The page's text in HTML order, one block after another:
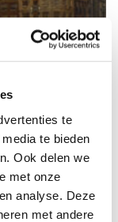
te
te bieden
Ook delen we
met onze
analyse. Deze
met andere
zijn zonder
van een
geluiden
Denk aan de
of luide
hoorde men
dan nu?